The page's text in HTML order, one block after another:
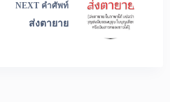
NEXT คำศัพท์
ส่งตายาย